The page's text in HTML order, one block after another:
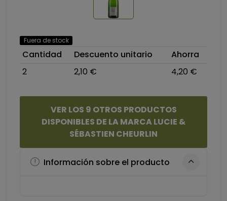
Fuera de stock
Cantidad Descuento unitario
Ahorra
2
2,10 € 4,20 €
VER LOS 9 OTROS PRODUCTOS
DISPONIBLES DE LA MARCA LUCIE &
SÉBASTIEN CHEURLIN
Información sobre el producto